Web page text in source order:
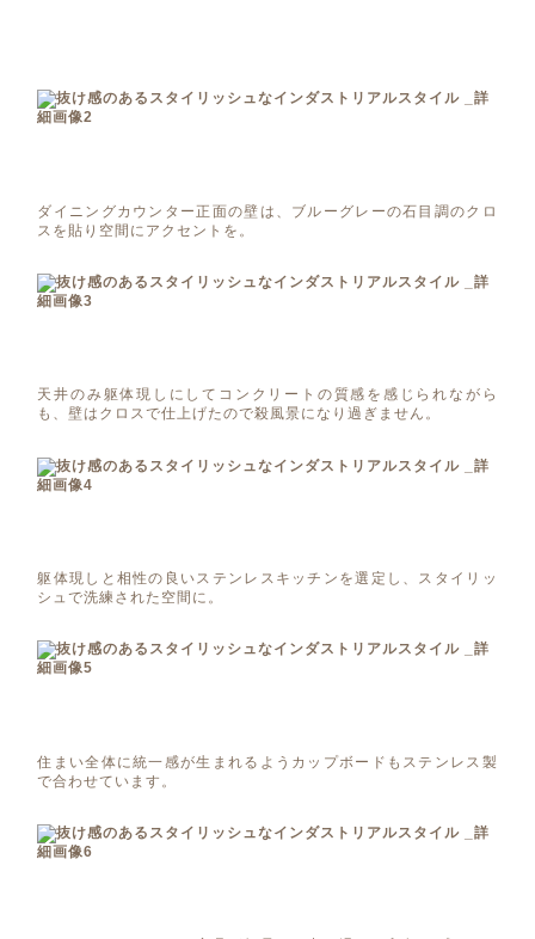
ダイニングカウンター正面の壁は、ブルーグレーの石目調のクロ
スを貼り空間にアクセントを。
天井のみ躯体現しにしてコンクリートの質感を感じられながら
も、壁はクロスで仕上げたので殺風景になり過ぎません。
躯体現しと相性の良いステンレスキッチンを選定し、スタイリッ
シュで洗練された空間に。
住まい全体に統一感が生まれるようカップボードもステンレス製
で合わせています。